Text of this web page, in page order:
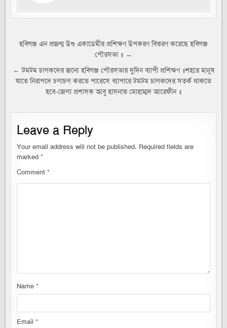
Post
হবিগঞ্জ এন প্রজন্ম উশু একাডেমীর প্রশিক্ষণ উপকরণ বিতরণ করেছে হবিগঞ্জ
পৌরসভা ॥ →
← টমটম চালকদের জন্যে হবিগঞ্জ পৌরসভার দুদিন ব্যাপী প্রশিক্ষণ ॥শহরে মানুষ
যাতে নিরাপদে চলাচল করতে পারেসে ব্যাপারে টমটম চালকদের সতর্ক থাকতে
হবে-জেলা প্রশাসক আবু হাসনাত মোহাম্মদ আরেফীন ॥
Leave a Reply
Your email address will not be published. Required fields are
marked*
Comment*
Name*
Email*